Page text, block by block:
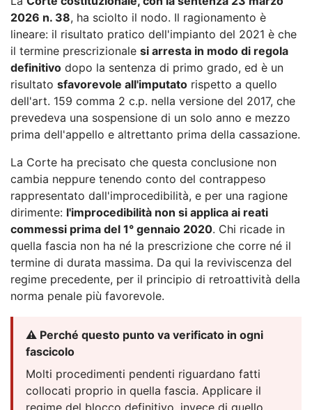
2026 n. 38, ha sciolto il nodo. Il ragionamento è
lineare: il risultato pratico dell'impianto del 2021 è che
il termine prescrizionale si arresta in modo di regola
definitivo dopo la sentenza di primo grado, ed è un
risultato sfavorevole all'imputato rispetto a quello
dell'art. 159 comma 2 c.p. nella versione del 2017, che
prevedeva una sospensione di un solo anno e mezzo
prima dell'appello e altrettanto prima della cassazione.
La Corte ha precisato che questa conclusione non
cambia neppure tenendo conto del contrappeso
rappresentato dall'improcedibilità, e per una ragione
dirimente: l'improcedibilità non si applica ai reati
commessi prima del 1° gennaio 2020. Chi ricade in
quella fascia non ha né la prescrizione che corre né il
termine di durata massima. Da qui la reviviscenza del
regime precedente, per il principio di retroattività della
norma penale più favorevole.
⚠️ Perché questo punto va verificato in ogni
fascicolo
Molti procedimenti pendenti riguardano fatti
collocati proprio in quella fascia. Applicare il
regime del blocco definitivo, invece di quello